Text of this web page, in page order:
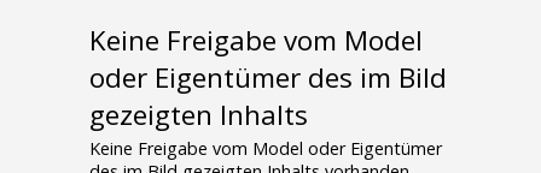
Keine Freigabe vom Model
oder Eigentümer des im Bild
gezeigten Inhalts
Keine Freigabe vom Model oder Eigentümer